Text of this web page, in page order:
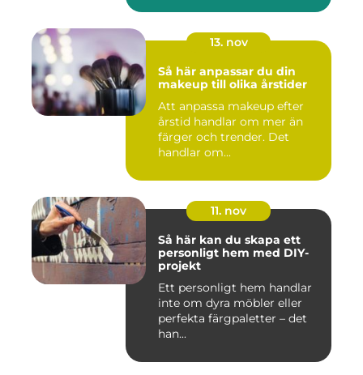
13. nov
Så här anpassar du din
makeup till olika årstider
Att anpassa makeup efter
årstid handlar om mer än
färger och trender. Det
handlar om...
11. nov
Så här kan du skapa ett
personligt hem med DIY-
projekt
Ett personligt hem handlar
inte om dyra möbler eller
perfekta färgpaletter – det
han...